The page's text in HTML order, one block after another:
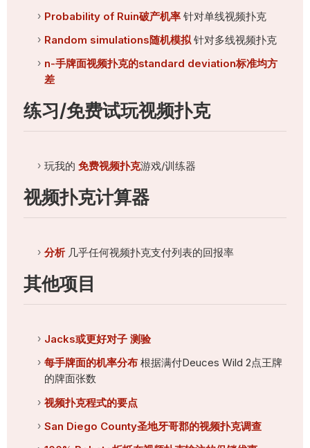
Probability of Ruin破产机率 针对单线视频扑克
Random simulations随机模拟针对多线视频扑克
n-手牌面视频扑克的standard deviation标准均方
差
练习/免费试玩视频扑克
玩我的 免费视频扑克游戏/训练器
视频扑克计算器
分析几乎任何视频扑克支付列表的回报率
其他项目
Jacks或更好对子 测验
每手牌面的机率分布 根据满付Deuces Wild 2点王牌
的牌面张数
视频扑克程式的要点
San Diego County圣地牙哥郡的视频扑克调查